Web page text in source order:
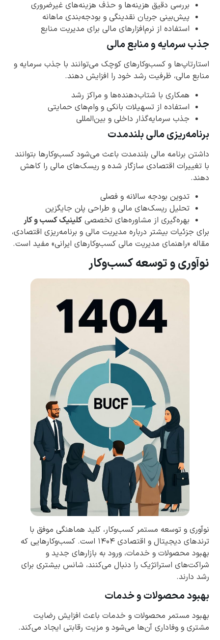
بررسی دقیق هزینه‌ها و حذف هزینه‌های غیرضروری
پیش‌بینی جریان نقدینگی و بودجه‌بندی ماهانه
استفاده از نرم‌افزارهای مالی برای مدیریت منابع
جذب سرمایه و منابع مالی
استارتاپ‌ها و کسب‌وکارهای کوچک می‌توانند با جذب سرمایه و
منابع مالی، ظرفیت رشد خود را افزایش دهند.
همکاری با شتاب‌دهنده‌ها و مراکز رشد
استفاده از تسهیلات بانکی و وام‌های حمایتی
جذب سرمایه‌گذار داخلی و بین‌المللی
برنامه‌ریزی مالی بلندمدت
داشتن برنامه مالی بلندمدت باعث می‌شود کسب‌وکارها بتوانند
با تغییرات اقتصادی سازگار شده و ریسک‌های مالی را کاهش
دهند.
تدوین بودجه سالانه و فصلی
تحلیل ریسک‌های مالی و طراحی پلن جایگزین
بهره‌گیری از مشاوره‌های تخصصی کلینیک کسب و کار
برای جزئیات بیشتر درباره مدیریت مالی و برنامه‌ریزی اقتصادی،
مقاله «راهنمای مدیریت مالی کسب‌وکارهای ایرانی» مفید است.
نوآوری و توسعه کسب‌وکار
نوآوری و توسعه مستمر کسب‌وکار، کلید هماهنگی موفق با
ترندهای دیجیتال و اقتصادی ۱۴۰۴ است. کسب‌وکارهایی که
بهبود محصولات و خدمات، ورود به بازارهای جدید و
شراکت‌های استراتژیک را دنبال می‌کنند، شانس بیشتری برای
رشد دارند.
بهبود محصولات و خدمات
بهبود مستمر محصولات و خدمات باعث افزایش رضایت
مشتری و وفاداری آن‌ها می‌شود و مزیت رقابتی ایجاد می‌کند.